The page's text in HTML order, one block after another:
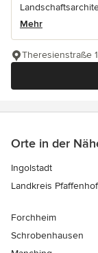
Mehr
Theresienstraße
Orte in der
Ingolstadt
Landkreis
Forchheim
Schrobenhausen